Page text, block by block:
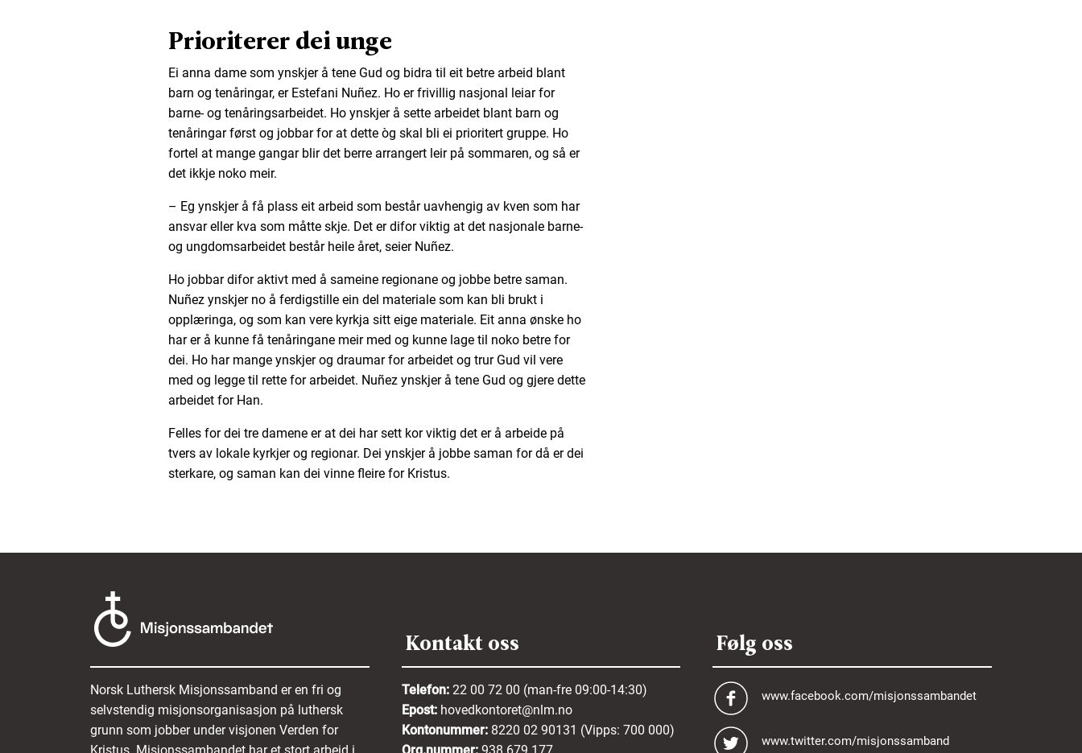
Prioriterer dei unge
Ei anna dame som ynskjer å tene Gud og bidra til eit betre arbeid blant
barn og tenåringar, er Estefani Nuñez. Ho er frivillig nasjonal leiar for
barne- og tenåringsarbeidet. Ho ynskjer å sette arbeidet blant barn og
tenåringar først og jobbar for at dette òg skal bli ei prioritert gruppe. Ho
fortel at mange gangar blir det berre arrangert leir på sommaren, og så er
det ikkje noko meir.
– Eg ynskjer å få plass eit arbeid som består uavhengig av kven som har
ansvar eller kva som måtte skje. Det er difor viktig at det nasjonale barne-
og ungdomsarbeidet består heile året, seier Nuñez.
Ho jobbar difor aktivt med å sameine regionane og jobbe betre saman.
Nuñez ynskjer no å ferdigstille ein del materiale som kan bli brukt i
opplæringa, og som kan vere kyrkja sitt eige materiale. Eit anna ønske ho
har er å kunne få tenåringane meir med og kunne lage til noko betre for
dei. Ho har mange ynskjer og draumar for arbeidet og trur Gud vil vere
med og legge til rette for arbeidet. Nuñez ynskjer å tene Gud og gjere dette
arbeidet for Han.
Felles for dei tre damene er at dei har sett kor viktig det er å arbeide på
tvers av lokale kyrkjer og regionar. Dei ynskjer å jobbe saman for då er dei
sterkare, og saman kan dei vinne fleire for Kristus.
Norsk Luthersk Misjonssamband er en fri og
selvstendig misjonsorganisasjon på luthersk
grunn som jobber under visjonen Verden for
Kristus. Misjonssambandet har et stort arbeid i
Kontakt oss
Telefon: 22 00 72 00 (man-fre 09:00-14:30)
Epost: hovedkontoret@nlm.no
Kontonummer: 8220 02 90131 (Vipps: 700 000)
Org.nummer: 938 679 177
Følg oss
www.facebook.com/misjonssambandet
www.twitter.com/misjonssamband